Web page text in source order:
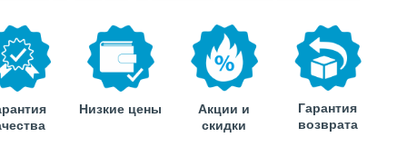
Низкие цены
Акции и
скидки
Гарантия
возврата